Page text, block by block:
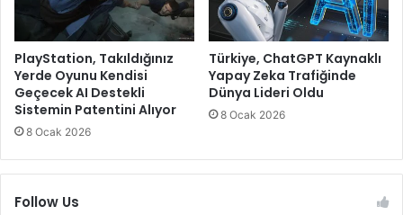
PlayStation, Takıldığınız
Yerde Oyunu Kendisi
Geçecek AI Destekli
Sistemin Patentini Alıyor
8 Ocak 2026
Türkiye, ChatGPT Kaynaklı
Yapay Zeka Trafiğinde
Dünya Lideri Oldu
8 Ocak 2026
Follow Us